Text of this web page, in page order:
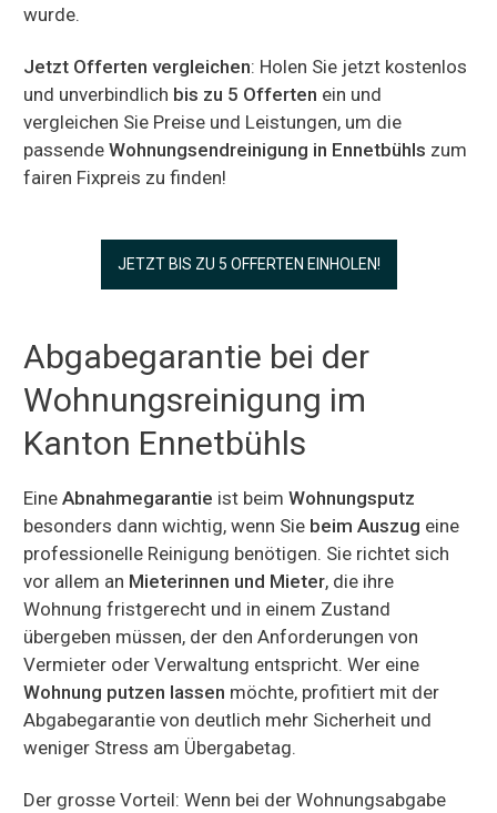
wurde.
Jetzt Offerten vergleichen: Holen Sie jetzt kostenlos
und unverbindlich bis zu 5 Offerten ein und
vergleichen Sie Preise und Leistungen, um die
passende Wohnungsendreinigung in Ennetbühls zum
fairen Fixpreis zu finden!
JETZT BIS ZU 5 OFFERTEN EINHOLEN!
Abgabegarantie bei der
Wohnungsreinigung im
Kanton Ennetbühls
Eine Abnahmegarantie ist beim Wohnungsputz
besonders dann wichtig, wenn Sie beim Auszug eine
professionelle Reinigung benötigen. Sie richtet sich
vor allem an Mieterinnen und Mieter, die ihre
Wohnung fristgerecht und in einem Zustand
übergeben müssen, der den Anforderungen von
Vermieter oder Verwaltung entspricht. Wer eine
Wohnung putzen lassen möchte, profitiert mit der
Abgabegarantie von deutlich mehr Sicherheit und
weniger Stress am Übergabetag.
Der grosse Vorteil: Wenn bei der Wohnungsabgabe